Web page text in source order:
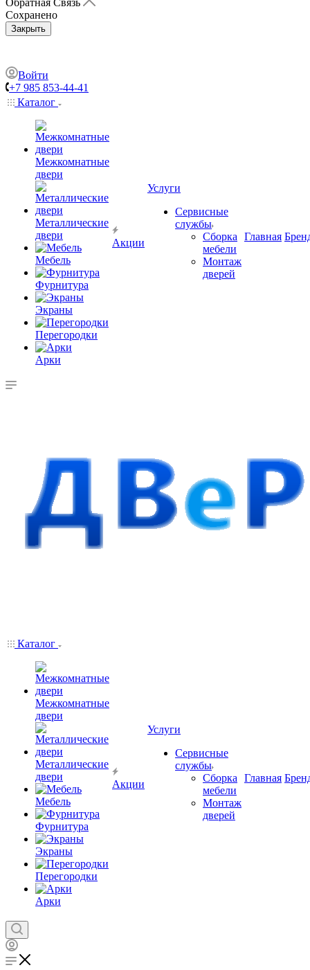
Обратная Связь
Сохранено
Закрыть
Войти
+7 985 853-44-41
Каталог
Межкомнатные
двери
Металлические
двери
Мебель
Фурнитура
Экраны
Перегородки
Арки
Акции
Услуги
Сервисные
службы
Сборка
мебели
Монтаж
дверей
Главная
Каталог
Межкомнатные
двери
Металлические
двери
Мебель
Фурнитура
Экраны
Перегородки
Арки
Акции
Услуги
Сервисные
службы
Сборка
мебели
Монтаж
дверей
Главная